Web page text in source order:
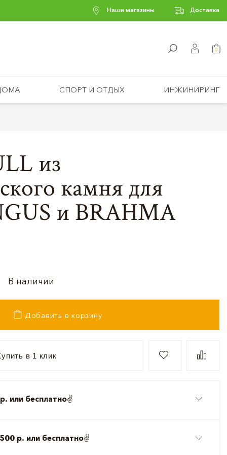
Наши магазины Доставка
0
СПОРТ И ОТДЫХ ИНЖИНИРИНГ
из
камня для
и BRAHMA
В наличии
Добавить в корзину
в 1 клик
или бесплатно✌️
р. или бесплатно✌️